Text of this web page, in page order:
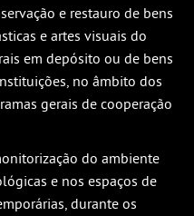
e restauro de bens
e artes visuais do
em depósito ou de bens
no âmbito dos
gerais de cooperação
do ambiente
e nos espaços de
durante os